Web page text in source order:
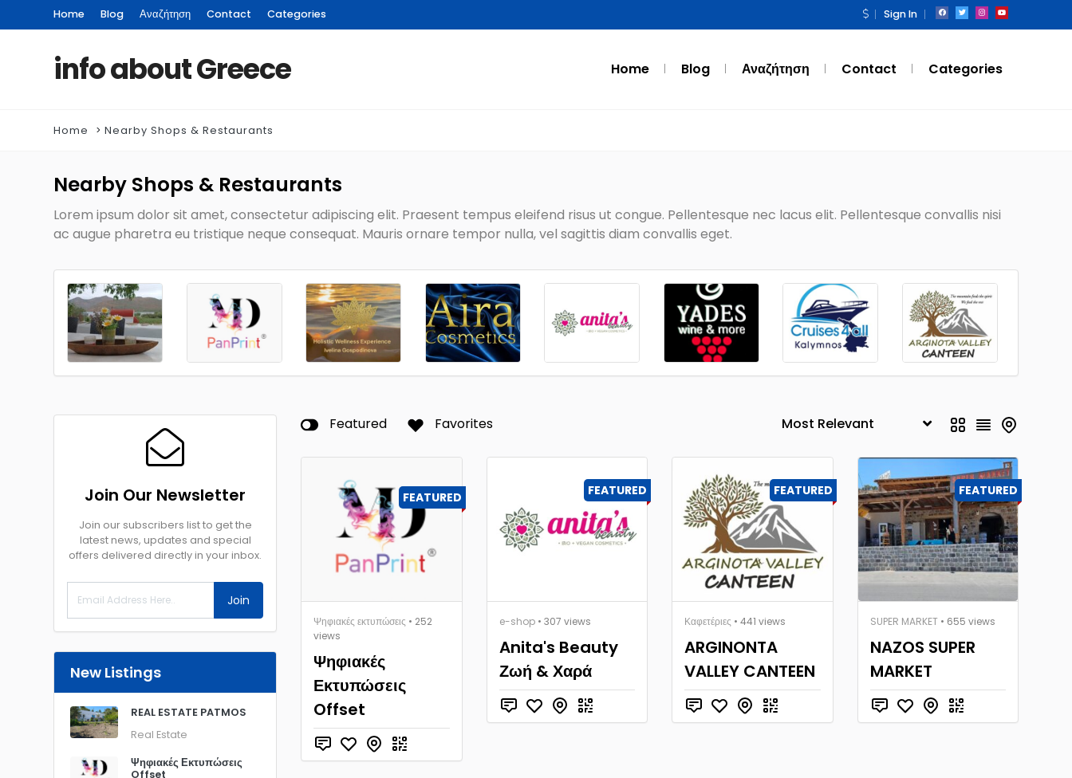
Home Blog Αναζήτηση Contact Categories Sign In
info about Greece Home Blog Αναζήτηση Contact Categories
Home Nearby Shops & Restaurants
Nearby Shops & Restaurants
Lorem ipsum dolor sit amet, consectetur adipiscing elit. Praesent tempus eleifend risus ut congue. Pellentesque nec lacus elit. Pellentesque convallis nisi
ac augue pharetra eu tristique neque consequat. Mauris ornare tempor nulla, vel sagittis diam convallis eget.
Join Our Newsletter
Join our subscribers list to get the
latest news, updates and special
offers delivered directly in your inbox.
Join
New Listings
REAL ESTATE PATMOS
Real Estate
Ψηφιακές Εκτυπώσεις
Offset
Featured Favorites
FEATURED
Ψηφιακές εκτυπώσεις • 252
views
Ψηφιακές
Εκτυπώσεις
Offset
FEATURED
e-shop• 307 views
Anita's Beauty
Ζωή & Χαρά
FEATURED
Καφετέριες • 441 views
ARGINONTA
VALLEY CANTEEN
FEATURED
SUPER MARKET• 655 views
NAZOS SUPER
MARKET